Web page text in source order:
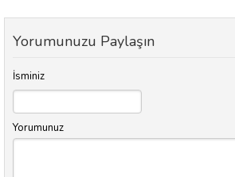
Yorumunuzu Paylaşın
İsminiz
Yorumunuz